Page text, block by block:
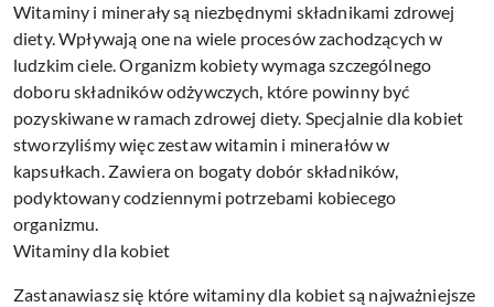
Witaminy i minerały są niezbędnymi składnikami zdrowej
diety. Wpływają one na wiele procesów zachodzących w
ludzkim ciele. Organizm kobiety wymaga szczególnego
doboru składników odżywczych, które powinny być
pozyskiwane w ramach zdrowej diety. Specjalnie dla kobiet
stworzyliśmy więc zestaw witamin i minerałów w
kapsułkach. Zawiera on bogaty dobór składników,
podyktowany codziennymi potrzebami kobiecego
organizmu.
Witaminy dla kobiet
Zastanawiasz się które witaminy dla kobiet są najważniejsze